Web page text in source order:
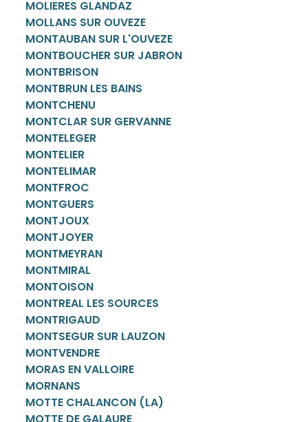
MOLIERES GLANDAZ
MOLLANS SUR OUVEZE
MONTAUBAN SUR L'OUVEZE
MONTBOUCHER SUR JABRON
MONTBRISON
MONTBRUN LES BAINS
MONTCHENU
MONTCLAR SUR GERVANNE
MONTELEGER
MONTELIER
MONTELIMAR
MONTFROC
MONTGUERS
MONTJOUX
MONTJOYER
MONTMEYRAN
MONTMIRAL
MONTOISON
MONTREAL LES SOURCES
MONTRIGAUD
MONTSEGUR SUR LAUZON
MONTVENDRE
MORAS EN VALLOIRE
MORNANS
MOTTE CHALANCON (LA)